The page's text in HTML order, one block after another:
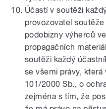
Účastí v soutěži
provozovatel
podobizny výherců
propagačních
soutěži každý
se všemi právy, která
101/2000 Sb., o
zejména s tím, že